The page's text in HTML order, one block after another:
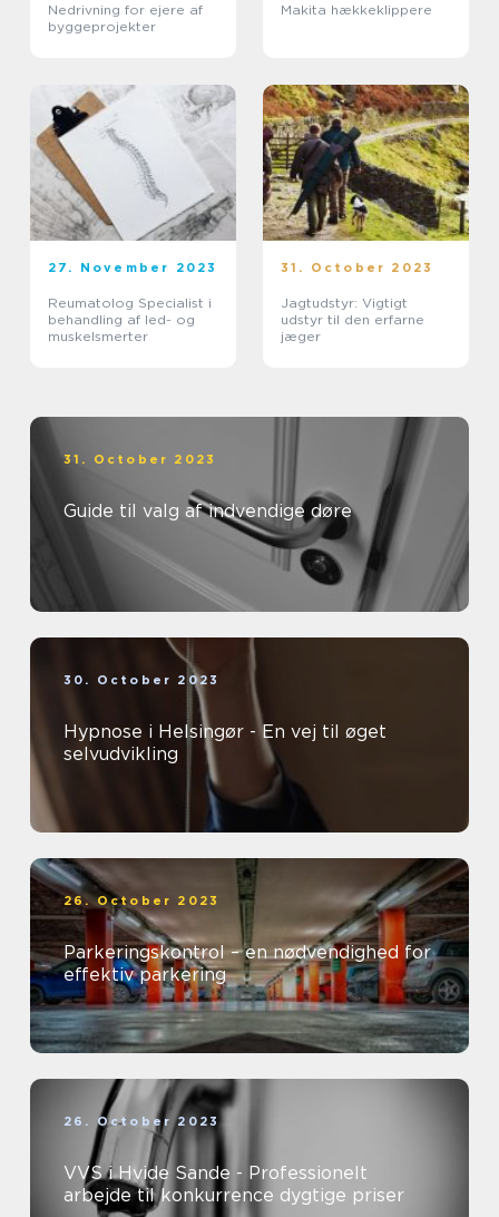
Nedrivning for ejere af
byggeprojekter
Makita hækkeklippere
27. November 2023
Reumatolog Specialist i
behandling af led- og
muskelsmerter
31. October 2023
Jagtudstyr: Vigtigt
udstyr til den erfarne
jæger
31. October 2023
Guide til valg af indvendige døre
30. October 2023
Hypnose i Helsingør - En vej til øget
selvudvikling
26. October 2023
Parkeringskontrol – en nødvendighed for
effektiv parkering
26. October 2023
VVS i Hvide Sande - Professionelt
arbejde til konkurrence dygtige priser